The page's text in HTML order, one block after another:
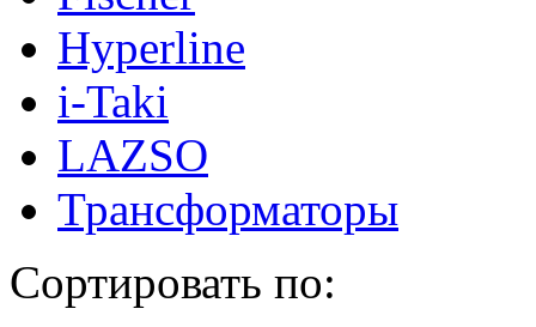
Hyperline
i-Taki
LAZSO
Трансформаторы
Сортировать по: